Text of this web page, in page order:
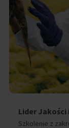
Lider
Szkolenie z